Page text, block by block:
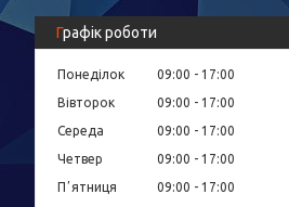
Графік роботи
Понеділок 09:00
17:00
Вівторок
09:00
17:00
Середа
09:00
17:00
Четвер
09:00
17:00
Пʼятниця
09:00
17:00